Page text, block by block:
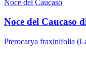
Noce del Caucaso
Noce del Caucaso
Pterocarya fraxinifolia